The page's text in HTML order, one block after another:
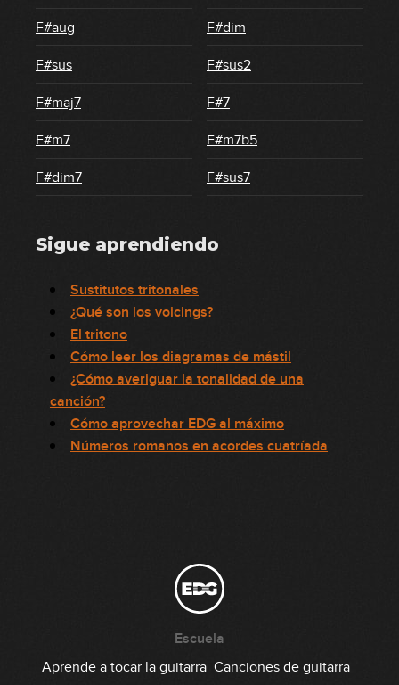
F#aug F#dim
F#sus F#sus2
F#maj7 F#7
F#m7 F#m7b5
F#dim7 F#sus7
Sigue aprendiendo
Sustitutos tritonales
¿Qué son los voicings?
El tritono
Cómo leer los diagramas de mástil
¿Cómo averiguar la tonalidad de una
canción?
Cómo aprovechar EDG al máximo
Números romanos en acordes cuatríada
Escuela
Aprende a tocar la guitarra Canciones de guitarra